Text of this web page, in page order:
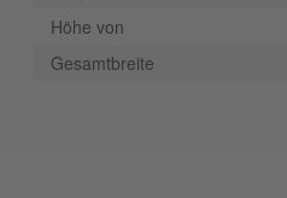
Höhe von
Gesamtbreite